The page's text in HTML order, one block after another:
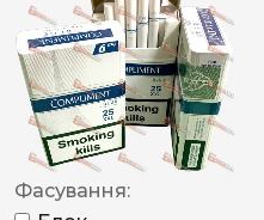
Фасування: